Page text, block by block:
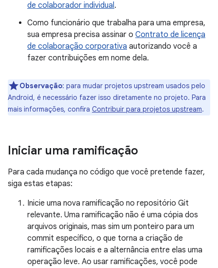
de colaborador individual.
Como funcionário que trabalha para uma empresa,
sua empresa precisa assinar o Contrato de licença
de colaboração corporativa autorizando você a
fazer contribuições em nome dela.
Observação: para mudar projetos upstream usados pelo
Android, é necessário fazer isso diretamente no projeto. Para
mais informações, confira Contribuir para projetos upstream.
Iniciar uma ramificação
Para cada mudança no código que você pretende fazer,
siga estas etapas:
Inicie uma nova ramificação no repositório Git
relevante. Uma ramificação não é uma cópia dos
arquivos originais, mas sim um ponteiro para um
commit específico, o que torna a criação de
ramificações locais e a alternância entre elas uma
operação leve. Ao usar ramificações, você pode